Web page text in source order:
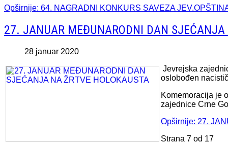
Opširnije: 64. NAGRADNI KONKURS SAVEZA
27. JANUAR MEĐUNARODNI DAN SJEĆANJA
28 januar 2020
Jevrejska
oslobođen
Komemoracija je
zajednice Crne
Opširnije: 27.
Strana 7 od 17